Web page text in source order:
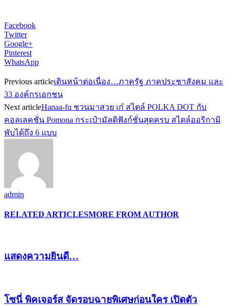
Facebook
Twitter
Google+
Pinterest
WhatsApp
Previous articleเดินหน้าต่อเนื่อง…ภาครัฐ ภาคประชาสังคม และ
33 องค์กรเอกชน
Next articleHanaa-fu ชวนมาสวย เก๋ สไตล์ POLKA DOT กับ
คอลเลคชั่น Pomona กระเป๋ามัลติฟังก์ชั่นสุดครบ สไตล์ออริกามิ
พับได้ถึง 6 แบบ
admin
RELATED ARTICLESMORE FROM AUTHOR
แสดงความยินดี…
โซนี่ พิคเจอร์ส จัดรอบฉายพิเศษก่อนใคร เปิดตัว